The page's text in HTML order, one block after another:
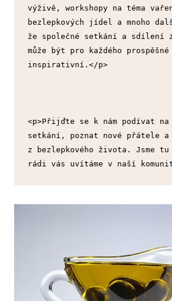
výživě, workshopy na téma
bezlepkových jídel a mnoho
že společné setkání a sdílení
může být pro každého prospěšné
inspirativní.</p>
<p>Přijďte se k nám podívat na
setkání, poznat nové přátele
z bezlepkového života. Jsme
rádi vás uvítáme v naší